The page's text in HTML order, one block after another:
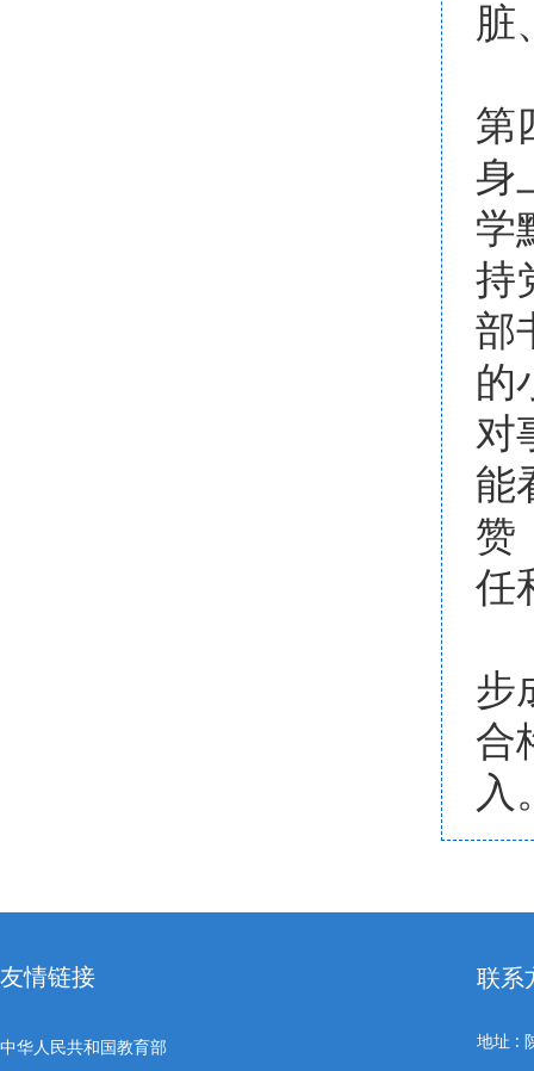
脏
第
身
学
持
部
的
对
能
赞
任
步
合
入
友情链接
中华人民共和国教育部
联系
地址 :